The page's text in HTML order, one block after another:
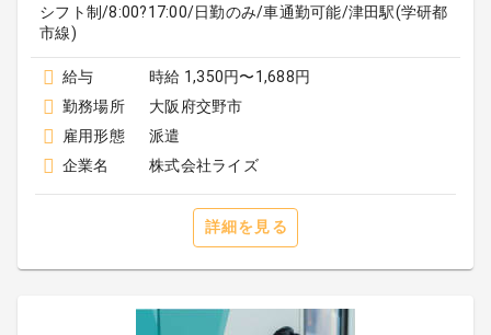
シフト制/8:00?17:00/日勤のみ/車通勤可能/津田駅(学研都
市線)
給与
時給 1,350円〜1,688円
勤務場所
大阪府交野市
雇用形態
派遣
企業名
株式会社ライズ
詳細を見る